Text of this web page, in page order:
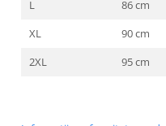
L
86 cm
XL
90 cm
2XL
95 cm